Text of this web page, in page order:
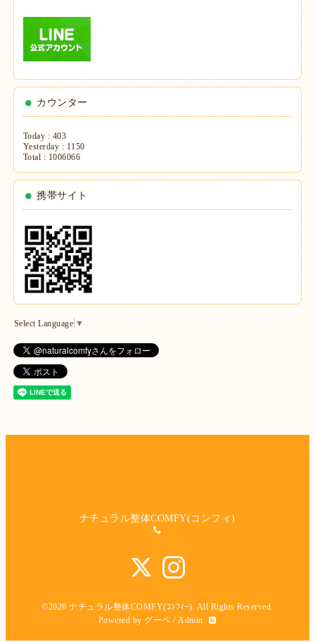
カウンター
Today : 403
Yesterday : 1150
Total : 1006066
携帯サイト
Select Language ▼
ナチュラル整体COMFY(コンフィ)
©2026ナチュラル整体COMFY(ｺﾝﾌｨｰ) . All Rights Reserved.
Powered by グーペ / Admin